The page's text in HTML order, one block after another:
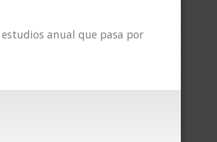
anual que pasa por